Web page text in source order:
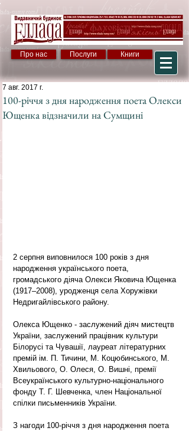
Про нас Послуги Книги
100-річчя з дня народження поета Олекси
Ющенка відзначили на Сумщині
7 авг. 2017 г.
2 серпня виповнилося 100 років з дня
народження українського поета,
громадського діяча Олекси Яковича Ющенка
(1917–2008), уродженця села Хоружівки
Недригайлівського району.
Олекса Ющенко - заслужений діяч мистецтв
України, заслужений працівник культури
Білорусі та Чувашії, лауреат літературних
премій ім. П. Тичини, М. Коцюбинського, М.
Хвильового, О. Олеся, О. Вишні, премії
Всеукраїнського культурно-національного
фонду Т. Г. Шевченка, член Національної
спілки письменників України.
З нагоди 100-річчя з дня народження поета